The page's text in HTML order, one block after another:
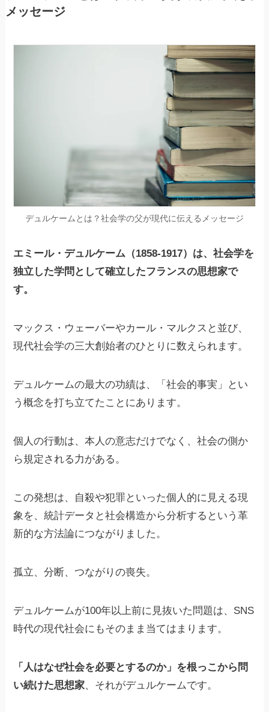
メッセージ
デュルケームとは？社会学の父が現代に伝えるメッセージ
エミール・デュルケーム（1858-1917）は、社会学を
独立した学問として確立したフランスの思想家で
す。
マックス・ウェーバーやカール・マルクスと並び、
現代社会学の三大創始者のひとりに数えられます。
デュルケームの最大の功績は、「社会的事実」とい
う概念を打ち立てたことにあります。
個人の行動は、本人の意志だけでなく、社会の側か
ら規定される力がある。
この発想は、自殺や犯罪といった個人的に見える現
象を、統計データと社会構造から分析するという革
新的な方法論につながりました。
孤立、分断、つながりの喪失。
デュルケームが100年以上前に見抜いた問題は、SNS
時代の現代社会にもそのまま当てはまります。
「人はなぜ社会を必要とするのか」を根っこから問
い続けた思想家、それがデュルケームです。